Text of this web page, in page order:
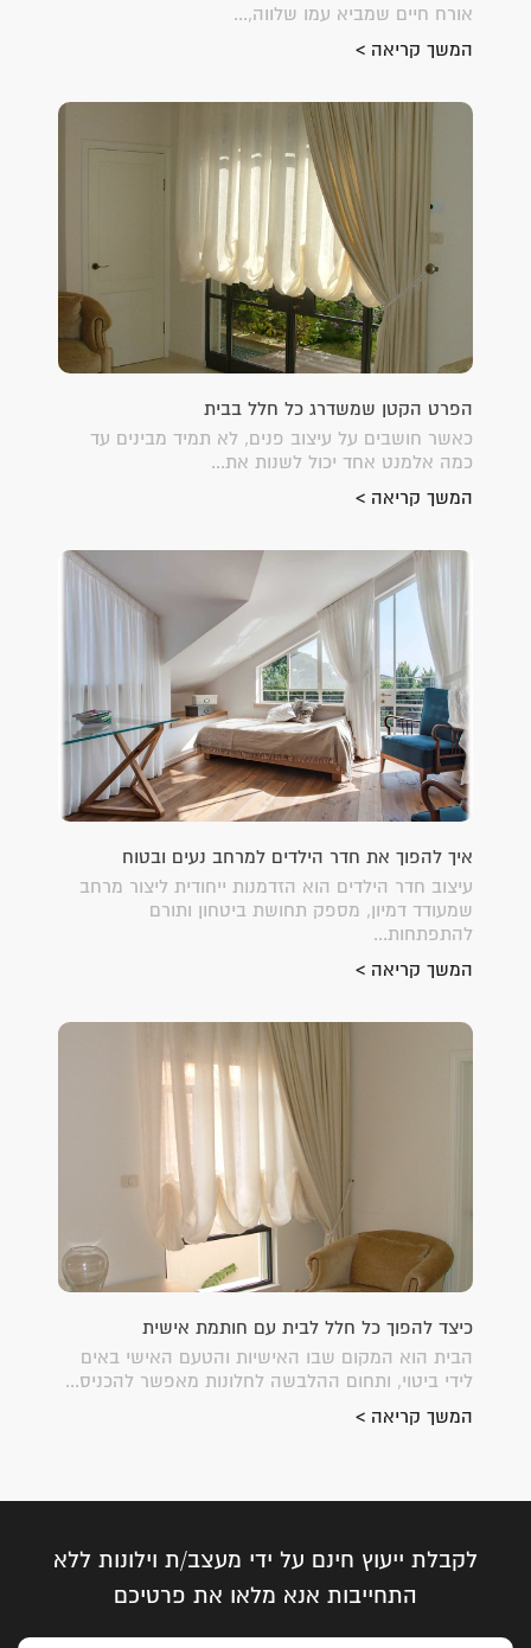
אורח חיים שמביא עמו שלווה,...
המשך קריאה >
הפרט הקטן שמשדרג כל חלל בבית
כאשר חושבים על עיצוב פנים, לא תמיד מבינים עד
כמה אלמנט אחד יכול לשנות את...
המשך קריאה >
איך להפוך את חדר הילדים למרחב נעים ובטוח
עיצוב חדר הילדים הוא הזדמנות ייחודית ליצור מרחב
שמעודד דמיון, מספק תחושת ביטחון ותורם
להתפתחות...
המשך קריאה >
כיצד להפוך כל חלל לבית עם חותמת אישית
הבית הוא המקום שבו האישיות והטעם האישי באים
לידי ביטוי, ותחום ההלבשה לחלונות מאפשר להכניס...
המשך קריאה >
לקבלת ייעוץ חינם על ידי מעצב/ת וילונות ללא
התחייבות אנא מלאו את פרטיכם